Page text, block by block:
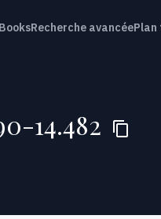
Recherche avancéePlan
14.482